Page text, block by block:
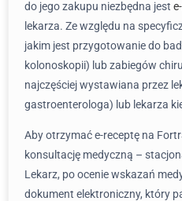
do jego zakupu niezbędna jest
lekarza. Ze względu na
jakim jest przygotowanie do
kolonoskopii) lub zabiegów
najczęściej wystawiana przez
gastroenterologa) lub lekarza
Aby otrzymać e-receptę na
konsultację medyczną –
Lekarz, po ocenie wskazań
dokument elektroniczny, który